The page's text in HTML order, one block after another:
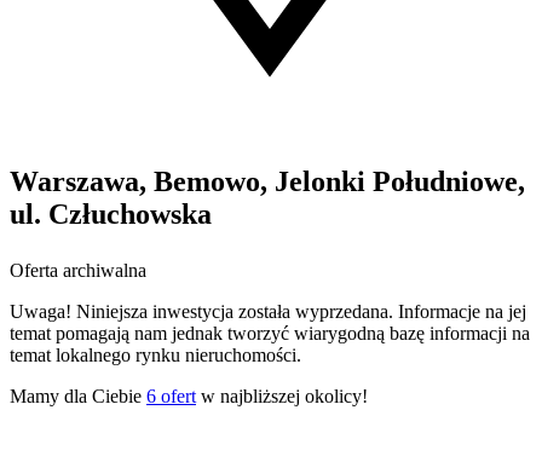
Warszawa, Bemowo, Jelonki Południowe,
ul. Człuchowska
Oferta archiwalna
Uwaga! Niniejsza inwestycja została wyprzedana. Informacje na jej
temat pomagają nam jednak tworzyć wiarygodną bazę informacji na
temat lokalnego rynku nieruchomości.
Mamy dla Ciebie 6 ofert w najbliższej okolicy!